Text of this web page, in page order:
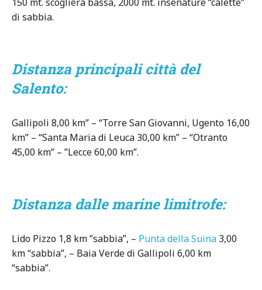
di sabbia.
Distanza principali città del
Salento:
Gallipoli 8,00 km” – “Torre San Giovanni, Ugento 16,00
km” – “Santa Maria di Leuca 30,00 km” – “Otranto
45,00 km” – ”Lecce 60,00 km”.
Distanza dalle marine limitrofe:
Lido Pizzo 1,8 km ”sabbia”, – Punta della Suina 3,00
km “sabbia”, – Baia Verde di Gallipoli 6,00 km
“sabbia”.